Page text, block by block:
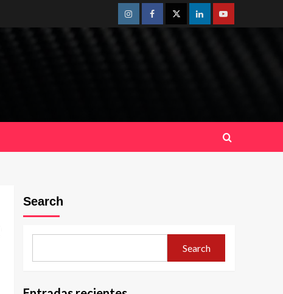
InstagramFacebookTwitterLinkedinYoutube
Search
Search